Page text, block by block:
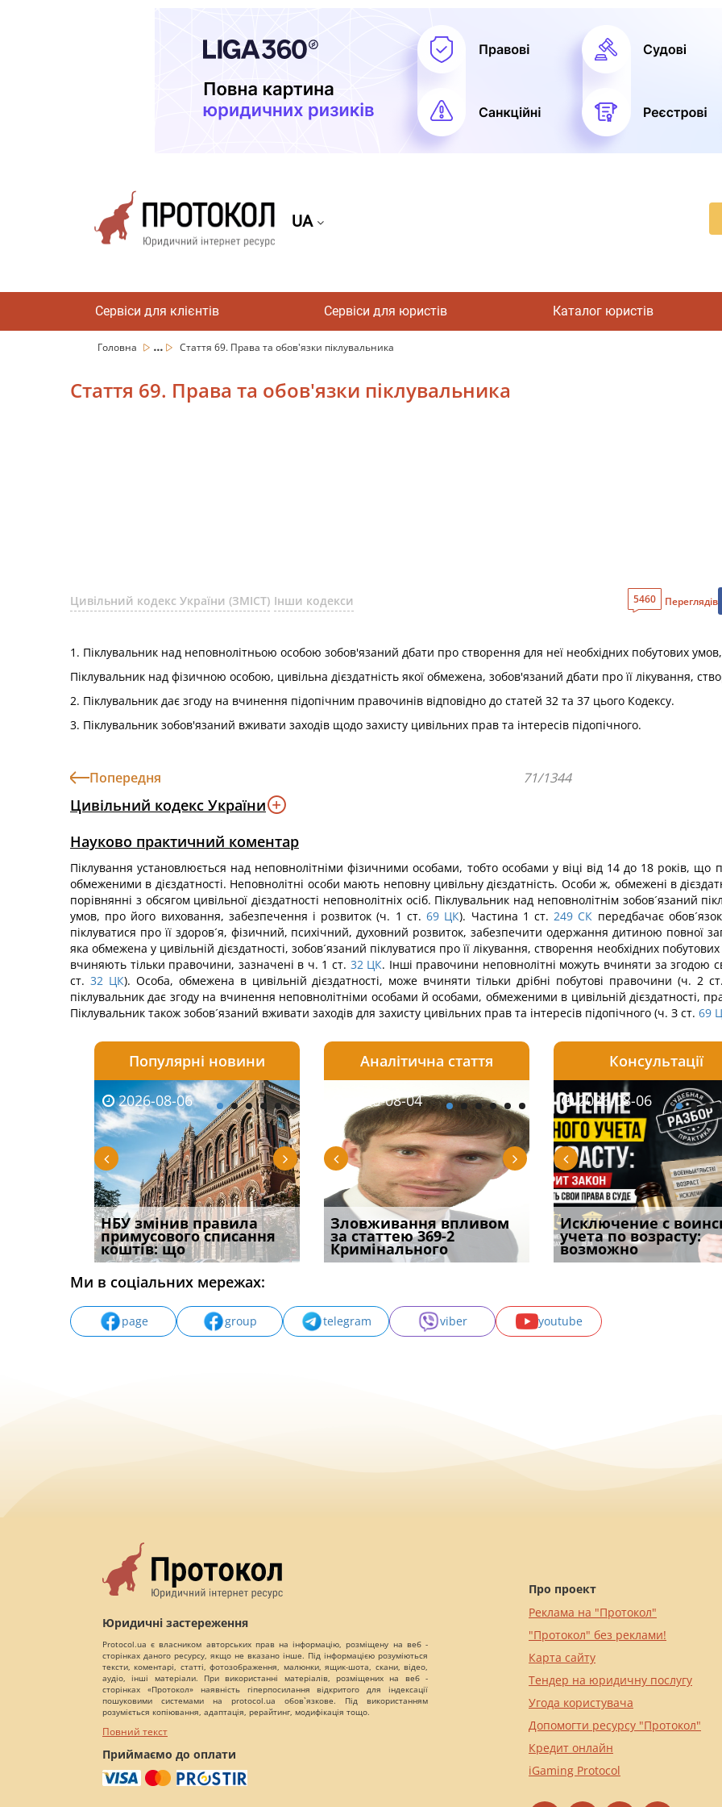
UA
Сервіси для клієнтів Сервіси для юристів Каталог юристів
Головна ... Стаття 69. Права та обов'язки піклувальника
Стаття 69. Права та обов'язки піклувальника
Цивільний кодекс України (ЗМІСТ) Інши кодекси 5460 Переглядів
1. Піклувальник над неповнолітньою особою зобов'язаний дбати про створення для неї необхідних побутових
Піклувальник над фізичною особою, цивільна дієздатність якої обмежена, зобов'язаний дбати про її лікування,
2. Піклувальник дає згоду на вчинення підопічним правочинів відповідно до статей 32 та 37 цього Кодексу.
3. Піклувальник зобов'язаний вживати заходів щодо захисту цивільних прав та інтересів підопічного.
Попередня 71/1344
Цивільний кодекс України
Науково практичний коментар
Піклування установлюється над неповнолітніми фізичними особами, тобто особами у віці від 14 до 18 років, що
обмеженими в дієздатності. Неповнолітні особи мають неповну цивільну дієздатність. Особи ж, обмежені в
порівнянні з обсягом цивільної дієздатності неповнолітніх осіб. Піклувальник над неповнолітнім зобов´язаний
умов, про його виховання, забезпечення і розвиток (ч. 1 ст. 69 ЦК). Частина 1 ст. 249 СК передбачає
піклуватися про її здоров´я, фізичний, психічний, духовний розвиток, забезпечити одержання дитиною повної
яка обмежена у цивільній дієздатності, зобов´язаний піклуватися про її лікування, створення необхідних
вчиняють тільки правочини, зазначені в ч. 1 ст. 32 ЦК. Інші правочини неповнолітні можуть вчиняти за згодою
ст. 32 ЦК). Особа, обмежена в цивільній дієздатності, може вчиняти тільки дрібні побутові правочини (ч. 2 ст.
піклувальник дає згоду на вчинення неповнолітніми особами й особами, обмеженими в цивільній дієздатності,
Піклувальник також зобов´язаний вживати заходів для захисту цивільних прав та інтересів підопічного (ч. З ст. 69
Популярні новини
2026-08-06
НБУ змінив правила
примусового списання
коштів: що
2026-08-05
Правомірним і
ефективним способом
захисту речових
2026-08-05
Чоловік помер, але
позика залишилася: як
фраза «на
Аналітична стаття
2026-08-03
Водії можуть отримати
компенсацію за
незаконні дії
2026-08-04
Зловживання впливом
за статтею 369-2
Кримінального
2026-08-04
Переоформлення
відстрочки за іншою
підставою: нов
Консультації
2026-07-27
Чи скасують
бронювання з 1 вересня?
Що насправді з
2026-08-06
Исключение с
учета по возрасту:
возможно
2026-07-30
Восьмий ААС
підтвердив, що
може скас
Ми в соціальних мережах:
page group telegram viber youtube
Юридичні застереження
Protocol.ua є власником авторських прав на інформацію, розміщену на веб -
сторінках даного ресурсу, якщо не вказано інше. Під інформацією розуміються
тексти, коментарі, статті, фотозображення, малюнки, ящик-шота, скани, відео,
аудіо, інші матеріали. При використанні матеріалів, розміщених на веб -
сторінках «Протокол» наявність гіперпосилання відкритого для індексації
пошуковими системами на protocol.ua обов`язкове. Під використанням
розуміється копіювання, адаптація, рерайтинг, модифікація тощо.
Повний текст
Приймаємо до оплати
Про проект
Реклама на "Протокол"
"Протокол" без реклами!
Карта сайту
Тендер на юридичну послугу
Угода користувача
Допомогти ресурсу "Протокол"
Кредит онлайн
iGaming Protocol